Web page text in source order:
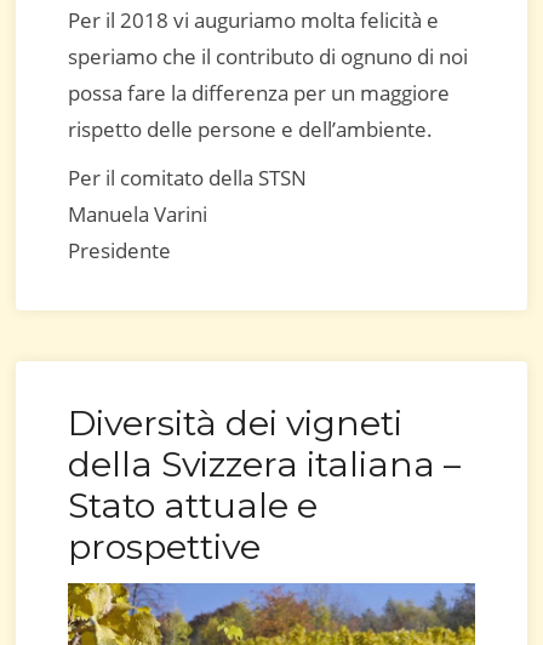
Per il 2018 vi auguriamo molta felicità e
speriamo che il contributo di ognuno di noi
possa fare la differenza per un maggiore
rispetto delle persone e dell’ambiente.
Per il comitato della STSN
Manuela Varini
Presidente
Diversità dei vigneti
della Svizzera italiana –
Stato attuale e
prospettive